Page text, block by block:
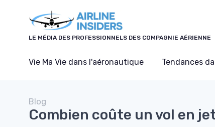
LE MÉDIA DES PROFESSIONNELS DES COMPAGNIE AÉRIENNE
Vie Ma Vie dans l'aéronautique Tendances
Blog
Combien coûte un vol en